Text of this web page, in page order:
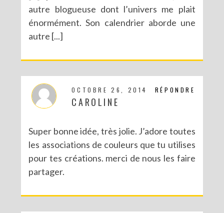
autre blogueuse dont l’univers me plait
énormément. Son calendrier aborde une
autre [...]
RÉPONDRE
OCTOBRE 26, 2014
CAROLINE
Super bonne idée, très jolie. J’adore toutes
les associations de couleurs que tu utilises
pour tes créations. merci de nous les faire
partager.